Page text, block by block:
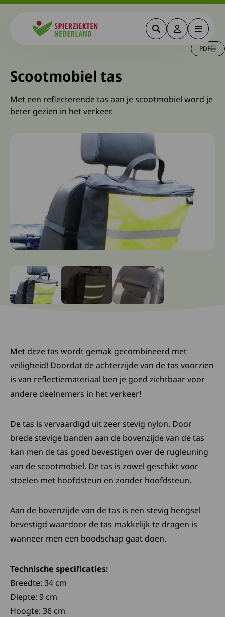
ZoekenDeze link
Menu
PDF
Scootmobiel tas
Met een reflecterende tas aan je scootmobiel word je
beter gezien in het verkeer.
Ga naar slide: 0 Ga naar slide: 1Ga naar slide: 2
Met deze tas wordt gemak gecombineerd met
veiligheid! Doordat de achterzijde van de tas voorzien
is van reflectiemateriaal ben je goed zichtbaar voor
andere deelnemers in het verkeer!
De tas is vervaardigd uit zeer stevig nylon. Door
brede stevige banden aan de bovenzijde van de tas
kan men de tas goed bevestigen over de rugleuning
van de scootmobiel. De tas is zowel geschikt voor
stoelen met hoofdsteun en zonder hoofdsteun.
Aan de bovenzijde van de tas is een stevig hengsel
bevestigd waardoor de tas makkelijk te dragen is
wanneer men een boodschap gaat doen.
Technische specificaties:
Breedte: 34 cm
Diepte: 9 cm
Hoogte: 36 cm